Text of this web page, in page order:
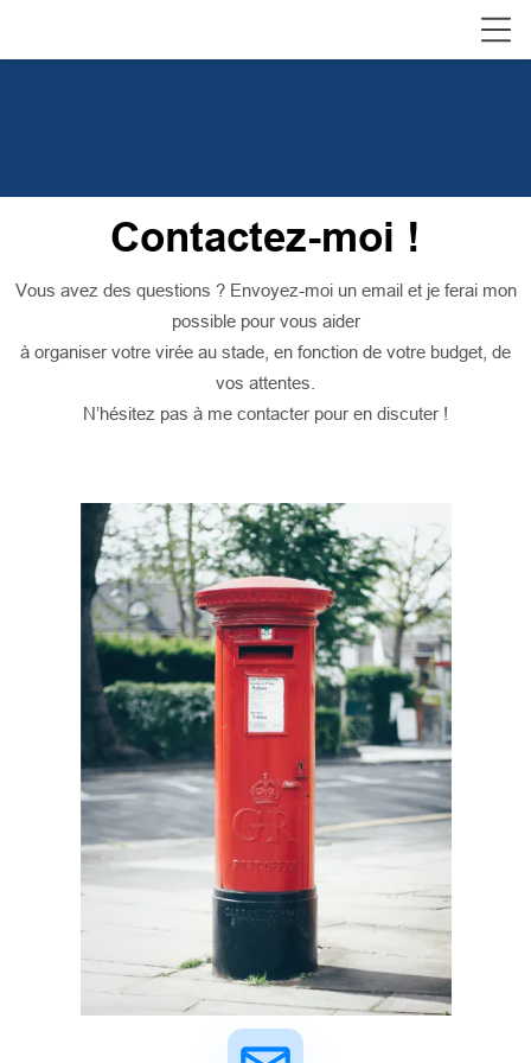
Contactez-moi !
Vous avez des questions ? Envoyez-moi un email et je ferai mon
possible pour vous aider
à organiser votre virée au stade, en fonction de votre budget, de
vos attentes.
N’hésitez pas à me contacter pour en discuter !